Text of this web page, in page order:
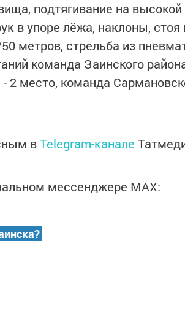
подтягивание на высокой
в упоре лёжа, наклоны, стоя
метров, стрельба из
команда Заинского
2 место, команда
вTelegram-канале
мессенджере MАХ: